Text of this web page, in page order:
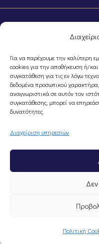
Για να παρέχουμε την καλύτερη
cookies για την αποθήκευση ή/
συγκατάθεση για τις εν λόγω
δεδομένα προσωπικού
αναγνωριστικά σε αυτόν τον
συγκατάθεσης, μπορεί να
δυνατότητες.
Διαχείριση υπηρεσιών
Πολιτική
©Portal Επιμελητηρίου